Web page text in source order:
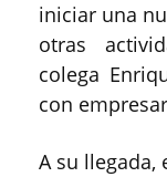
iniciar una
otras
colega
con
A su llegada,